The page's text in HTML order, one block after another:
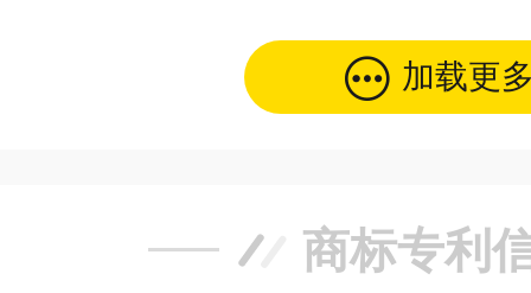
加载更
商标专利